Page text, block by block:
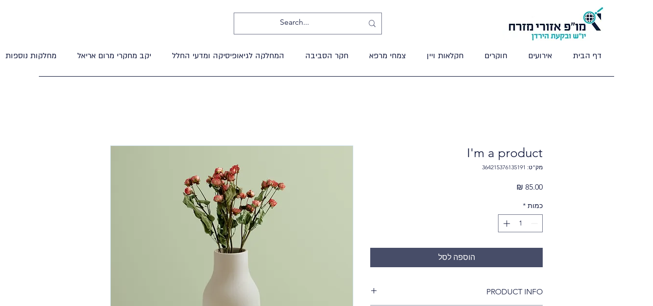
דף הבית אירועים חוקרים חקלאות ויין צמחי מרפא חקר הסביבה המחלקה לגיאופיסיקה ומדעי החלל יקב מחקרי מרום אריאל מחלקות נוספות
I'm a product
מק"ט: 364215376135191
כמות *
הוספה לסל
PRODUCT INFO